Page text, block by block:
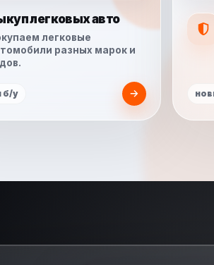
легковых авто
легковые
разных марок и
б/у